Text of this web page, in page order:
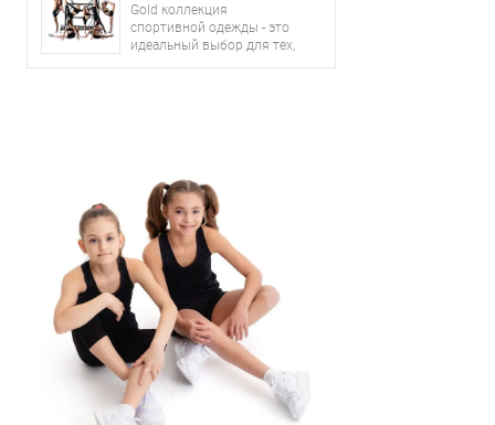
Gold коллекция
спортивной одежды - это
идеальный выбор для тех,